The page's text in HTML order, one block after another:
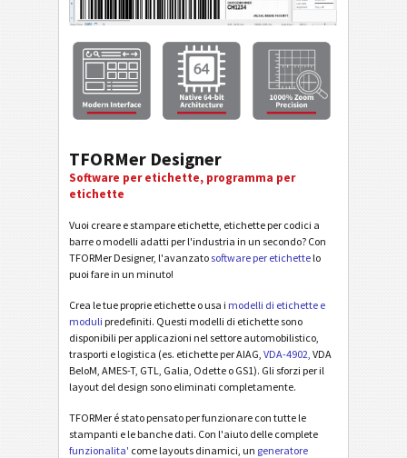
TFORMer Designer
Software per etichette, programma per
etichette
Vuoi creare e stampare etichette, etichette per codici a
barre o modelli adatti per l'industria in un secondo? Con
TFORMer Designer, l'avanzato software per etichette lo
puoi fare in un minuto!
Crea le tue proprie etichette o usa i modelli di etichette e
moduli predefiniti. Questi modelli di etichette sono
disponibili per applicazioni nel settore automobilistico,
trasporti e logistica (es. etichette per AIAG, VDA-4902, VDA
BeloM, AMES-T, GTL, Galia, Odette o GS1). Gli sforzi per il
layout del design sono eliminati completamente.
TFORMer é stato pensato per funzionare con tutte le
stampanti e le banche dati. Con l'aiuto delle complete
funzionalita' come layouts dinamici, un generatore